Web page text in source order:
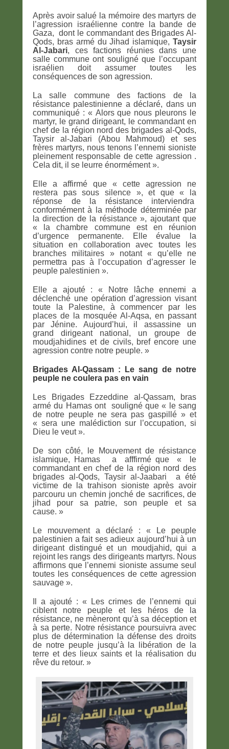
Après avoir salué la mémoire des martyrs de
l’agression israélienne contre la bande de
Gaza, dont le commandant des Brigades Al-
Qods, bras armé du Jihad islamique, Taysir
Al-Jabari, ces factions réunies dans une
salle commune ont souligné que l’occupant
israélien doit assumer toutes les
conséquences de son agression.
La salle commune des factions de la
résistance palestinienne a déclaré, dans un
communiqué : « Alors que nous pleurons le
martyr, le grand dirigeant, le commandant en
chef de la région nord des brigades al-Qods,
Taysir al-Jabari (Abou Mahmoud) et ses
frères martyrs, nous tenons l’ennemi sioniste
pleinement responsable de cette agression .
Cela dit, il se leurre énormément ».
Elle a affirmé que « cette agression ne
restera pas sous silence », et que « la
réponse de la résistance interviendra
conformément à la méthode déterminée par
la direction de la résistance », ajoutant que
« la chambre commune est en réunion
d’urgence permanente. Elle évalue la
situation en collaboration avec toutes les
branches militaires » notant « qu’elle ne
permettra pas à l’occupation d’agresser le
peuple palestinien ».
Elle a ajouté : « Notre lâche ennemi a
déclenché une opération d’agression visant
toute la Palestine, à commencer par les
places de la mosquée Al-Aqsa, en passant
par Jénine. Aujourd’hui, il assassine un
grand dirigeant national, un groupe de
moudjahidines et de civils, bref encore une
agression contre notre peuple. »
Brigades Al-Qassam : Le sang de notre
peuple ne coulera pas en vain
Les Brigades Ezzeddine al-Qassam, bras
armé du Hamas ont souligné que « le sang
de notre peuple ne sera pas gaspillé » et
« sera une malédiction sur l’occupation, si
Dieu le veut ».
De son côté, le Mouvement de résistance
islamique, Hamas a afffirmé que « le
commandant en chef de la région nord des
brigades al-Qods, Taysir al-Jaabari a été
victime de la trahison sioniste après avoir
parcouru un chemin jonché de sacrifices, de
jihad pour sa patrie, son peuple et sa
cause. »
Le mouvement a déclaré : « Le peuple
palestinien a fait ses adieux aujourd’hui à un
dirigeant distingué et un moudjahid, qui a
rejoint les rangs des dirigeants martyrs. Nous
affirmons que l’ennemi sioniste assume seul
toutes les conséquences de cette agression
sauvage ».
Il a ajouté : « Les crimes de l’ennemi qui
ciblent notre peuple et les héros de la
résistance, ne mèneront qu’à sa déception et
à sa perte. Notre résistance poursuivra avec
plus de détermination la défense des droits
de notre peuple jusqu’à la libération de la
terre et des lieux saints et la réalisation du
rêve du retour. »